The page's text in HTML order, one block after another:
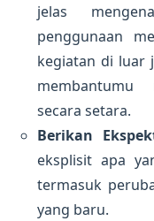
jelas
penggunaan
kegiatan di luar
membantumu
secara setara.
Berikan
eksplisit apa
termasuk
yang baru.